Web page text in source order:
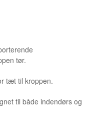
tør.
tæt til kroppen.
til både indendørs og